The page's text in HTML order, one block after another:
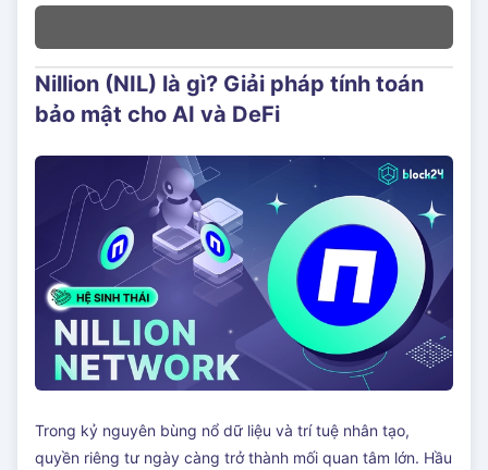
Nillion (NIL) là gì? Giải pháp tính toán
bảo mật cho AI và DeFi
Trong kỷ nguyên bùng nổ dữ liệu và trí tuệ nhân tạo,
quyền riêng tư ngày càng trở thành mối quan tâm lớn. Hầu